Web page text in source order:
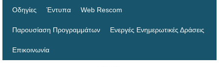
Οδηγίες Έντυπα Web Rescom
Παρουσίαση Προγραμμάτων Ενεργές Ενημερωτικές Δράσεις
Επικοινωνία